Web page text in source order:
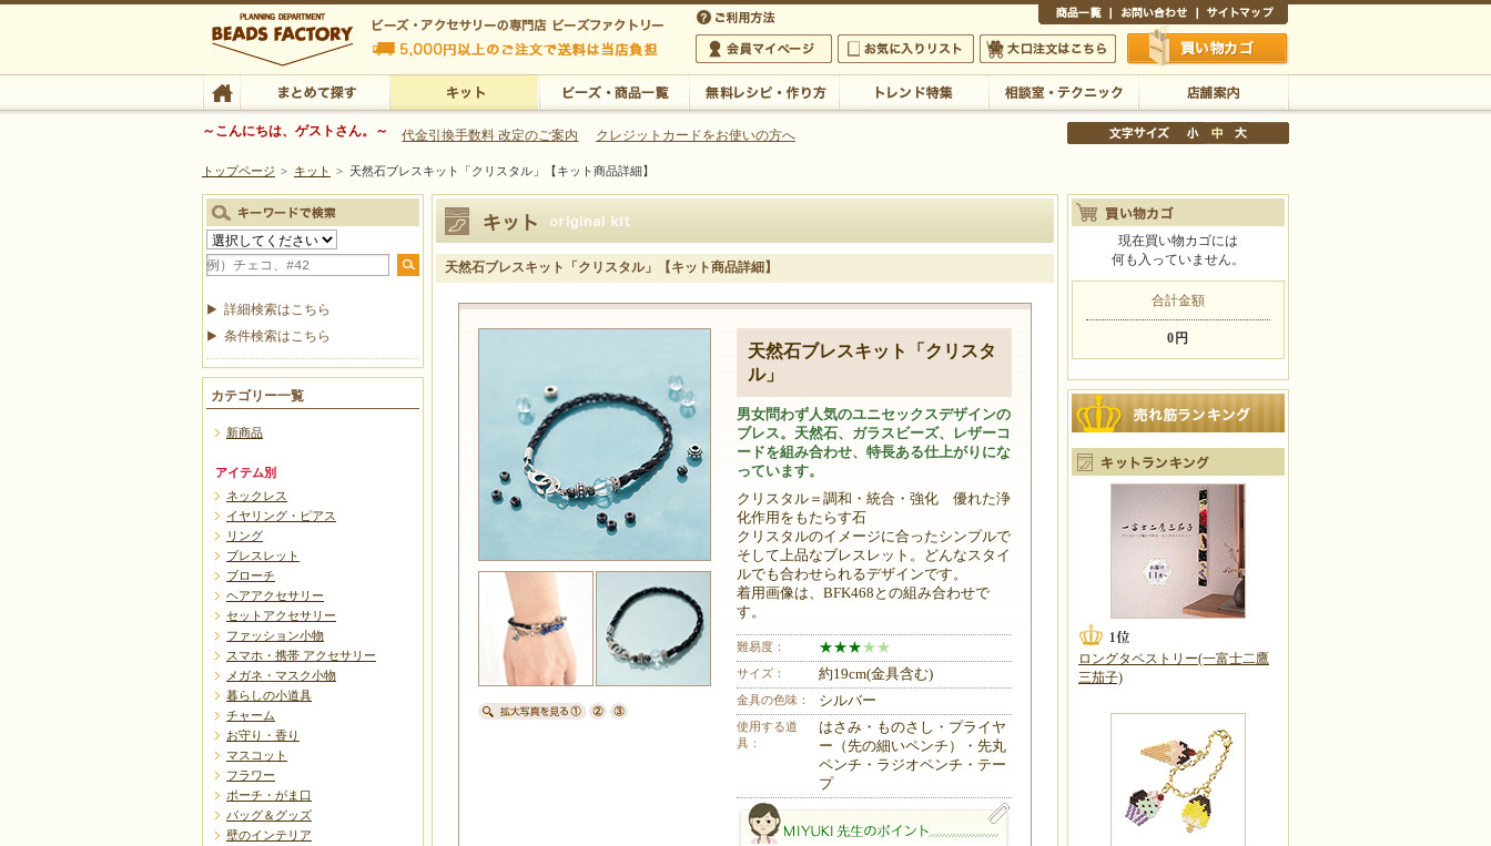
ビーズファクトリー ビーズ・パーツ・金具など・アクセサリーの専門店
ビーズ・アクセサリーの専門店 ビーズファクトリー 5,000円以上のご注文で送料は当店が負担いたします
ビーズ・アクセサリーの専門店 ビーズファクトリー 5,000円以上のご注文で送料は当店が負担いたします
会員マイページ
お気に入りリスト 大口注文はこちら 買い物かご
TOP まとめて探す 店舗案内
～こんにちは、ゲストさん。～ 代金引換手数料 改定のご案内 クレジットカードをお使いの方へ
トップページ > キット > 天然石ブレスキット「クリスタル」【キット商品詳細】
天然石ブレスキット「クリスタル」【キット商品詳細】
天然石ブレスキット「クリスタ
ル」
男女問わず人気のユニセックスデザインの
ブレス。天然石、ガラスビーズ、レザーコ
ードを組み合わせ、特長ある仕上がりにな
っています。
クリスタル＝調和・統合・強化 優れた浄
化作用をもたらす石
クリスタルのイメージに合ったシンプルで
そして上品なブレスレット。どんなスタイ
ルでも合わせられるデザインです。
着用画像は、BFK468との組み合わせで
す。
難易度： ★★★★★
サイズ： 約19cm(金具含む)
金具の色味： シルバー
使用する道
具：
はさみ・ものさし・プライヤ
ー（先の細いペンチ）・先丸
ペンチ・ラジオペンチ・テー
プ
詳細検索はこちら
条件検索はこちら
カテゴリー一覧
新商品
アイテム別
ネックレス
イヤリング・ピアス
リング
ブレスレット
ブローチ
ヘアアクセサリー
セットアクセサリー
ファッション小物
スマホ・携帯 アクセサリー
メガネ・マスク小物
暮らしの小道具
チャーム
お守り・香り
マスコット
フラワー
ポーチ・がま口
バッグ＆グッズ
壁のインテリア
現在買い物カゴには
何も入っていません。
合計金額
0円
ロングタペストリー(一富士二鷹
三茄子)